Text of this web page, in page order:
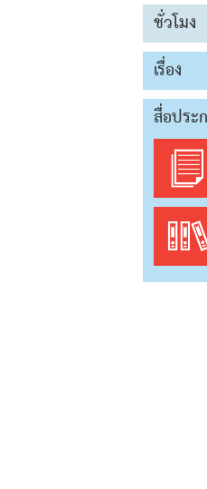
ชั่วโมง
เรื่อง
สื่อประ